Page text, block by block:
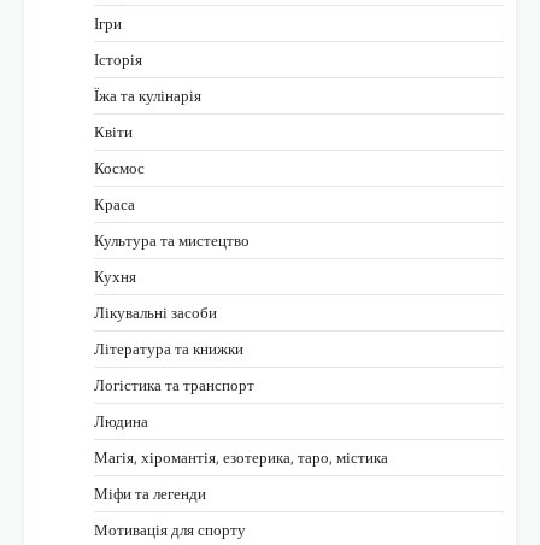
Ігри
Історія
Їжа та кулінарія
Квіти
Космос
Краса
Культура та мистецтво
Кухня
Лікувальні засоби
Література та книжки
Логістика та транспорт
Людина
Магія, хіромантія, езотерика, таро, містика
Міфи та легенди
Мотивація для спорту